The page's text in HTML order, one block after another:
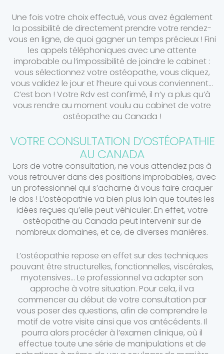
Une fois votre choix effectué, vous avez également
la possibilité de directement prendre votre rendez-
vous en ligne, de quoi gagner un temps précieux ! Fini
les appels téléphoniques avec une attente
improbable ou l’impossibilité de joindre le cabinet :
vous sélectionnez votre ostéopathe, vous cliquez,
vous validez le jour et l’heure qui vous conviennent…
C’est bon ! Votre Rdv est confirmé, il n’y a plus qu’à
vous rendre au moment voulu au cabinet de votre
ostéopathe au Canada !
VOTRE CONSULTATION D’OSTÉOPATHIE
AU CANADA
Lors de votre consultation, ne vous attendez pas à
vous retrouver dans des positions improbables, avec
un professionnel qui s’acharne à vous faire craquer
le dos ! L’ostéopathie va bien plus loin que toutes les
idées reçues qu’elle peut véhiculer. En effet, votre
ostéopathe au Canada peut intervenir sur de
nombreux domaines, et ce, de diverses manières.
L’ostéopathie repose en effet sur des techniques
pouvant être structurelles, fonctionnelles, viscérales,
myotensives… Le professionnel va adapter son
approche à votre situation. Pour cela, il va
commencer au début de votre consultation par
vous poser des questions, afin de comprendre le
motif de votre visite ainsi que vos antécédents. Il
pourra alors procéder à l’examen clinique, où il
effectue toute une série de manipulations et de